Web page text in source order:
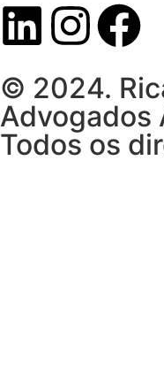
© 2024.
Advogados
Todos os